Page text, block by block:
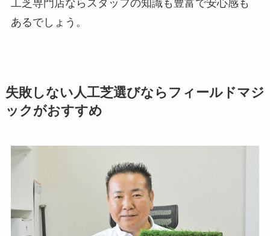
工芝専門店ならスタッフの知識も豊富で安心感も
あるでしょう。
失敗しない人工芝選びならフィールドマジ
ックがおすすめ